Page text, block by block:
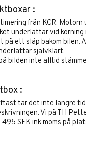
:
från KCR. Motorn
underlättar vid körning
på ett släp bakom
självklart.
bilden inte alltid
:
tar det inte längre
Vi på TH
SEK ink moms på